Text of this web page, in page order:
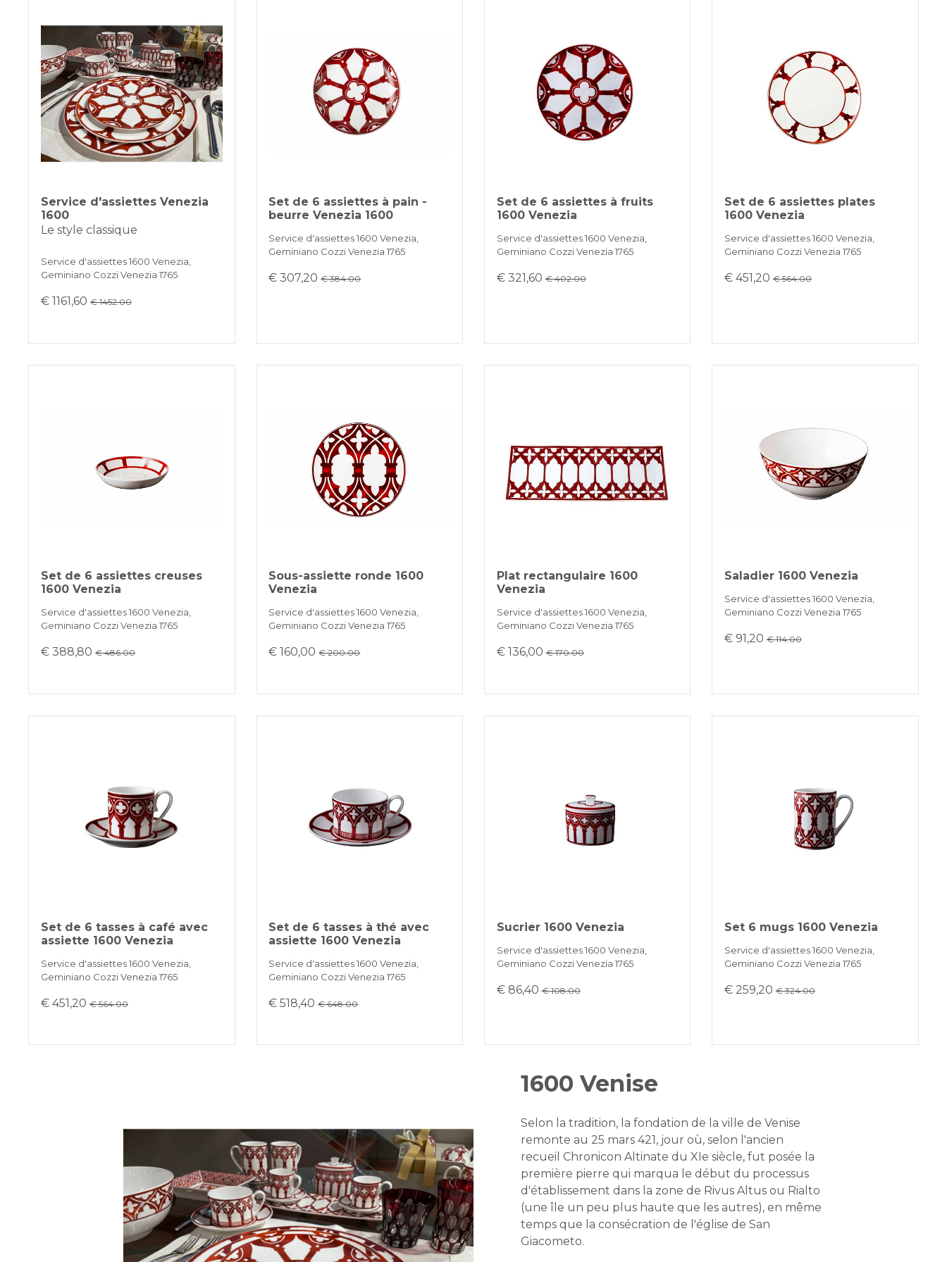
Service d'assiettes Venezia
1600
Le style classique
Service d'assiettes 1600 Venezia,
Geminiano Cozzi Venezia 1765
€ 1161,60€ 1452.00
Set de 6 assiettes à pain -
beurre Venezia 1600
Service d'assiettes 1600 Venezia,
Geminiano Cozzi Venezia 1765
€ 307,20€ 384.00
Set de 6 assiettes à fruits
1600 Venezia
Service d'assiettes 1600 Venezia,
Geminiano Cozzi Venezia 1765
€ 321,60€ 402.00
Set de 6 assiettes plates
1600 Venezia
Service d'assiettes 1600 Venezia,
Geminiano Cozzi Venezia 1765
€ 451,20€ 564.00
Set de 6 assiettes creuses
1600 Venezia
Service d'assiettes 1600 Venezia,
Geminiano Cozzi Venezia 1765
€ 388,80€ 486.00
Sous-assiette ronde 1600
Venezia
Service d'assiettes 1600 Venezia,
Geminiano Cozzi Venezia 1765
€ 160,00€ 200.00
Plat rectangulaire 1600
Venezia
Service d'assiettes 1600 Venezia,
Geminiano Cozzi Venezia 1765
€ 136,00€ 170.00
Saladier 1600 Venezia
Service d'assiettes 1600 Venezia,
Geminiano Cozzi Venezia 1765
€ 91,20€ 114.00
Set de 6 tasses à café avec
assiette 1600 Venezia
Service d'assiettes 1600 Venezia,
Geminiano Cozzi Venezia 1765
€ 451,20€ 564.00
Set de 6 tasses à thé avec
assiette 1600 Venezia
Service d'assiettes 1600 Venezia,
Geminiano Cozzi Venezia 1765
€ 518,40€ 648.00
Sucrier 1600 Venezia
Service d'assiettes 1600 Venezia,
Geminiano Cozzi Venezia 1765
€ 86,40€ 108.00
Set 6 mugs 1600 Venezia
Service d'assiettes 1600 Venezia,
Geminiano Cozzi Venezia 1765
€ 259,20€ 324.00
1600 Venise
Selon la tradition, la fondation de la ville de Venise
remonte au 25 mars 421, jour où, selon l'ancien
recueil Chronicon Altinate du XIe siècle, fut posée la
première pierre qui marqua le début du processus
d'établissement dans la zone de Rivus Altus ou Rialto
(une île un peu plus haute que les autres), en même
temps que la consécration de l'église de San
Giacometo.